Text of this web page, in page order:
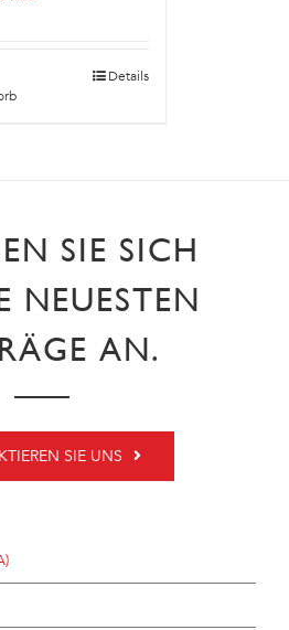
Details
SIE SICH
NEUESTEN
AN.
SIE UNS